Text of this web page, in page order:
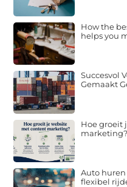
How the
helps you
Succesvol
Gemaakt
Hoe groeit
marketing?
Auto
flexibel